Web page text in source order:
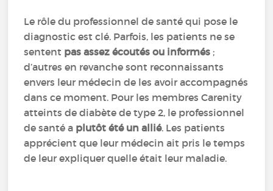
Le rôle du professionnel de santé qui pose le
diagnostic est clé. Parfois, les patients ne se
sentent pas assez écoutés ou informés ;
d’autres en revanche sont reconnaissants
envers leur médecin de les avoir accompagnés
dans ce moment. Pour les membres Carenity
atteints de diabète de type 2, le professionnel
de santé a plutôt été un allié. Les patients
apprécient que leur médecin ait pris le temps
de leur expliquer quelle était leur maladie.